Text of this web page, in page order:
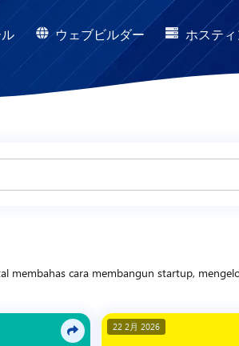
ウェブビルダー ホステ
membahas cara membangun startup,
usaha. Konten ditujukan bagi developer,
22 2月 2026